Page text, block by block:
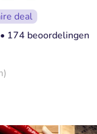
deal
• 174 beoordelingen